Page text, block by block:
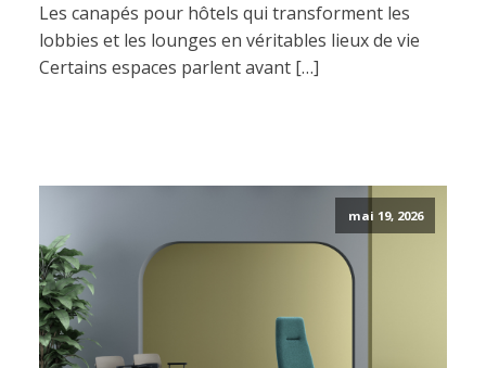
Les canapés pour hôtels qui transforment les
lobbies et les lounges en véritables lieux de vie
Certains espaces parlent avant […]
mai 19, 2026